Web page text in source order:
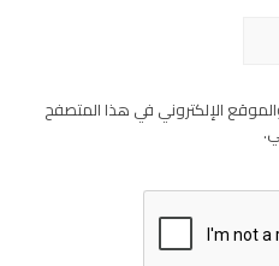
الإلكتروني في هذا المتصفح